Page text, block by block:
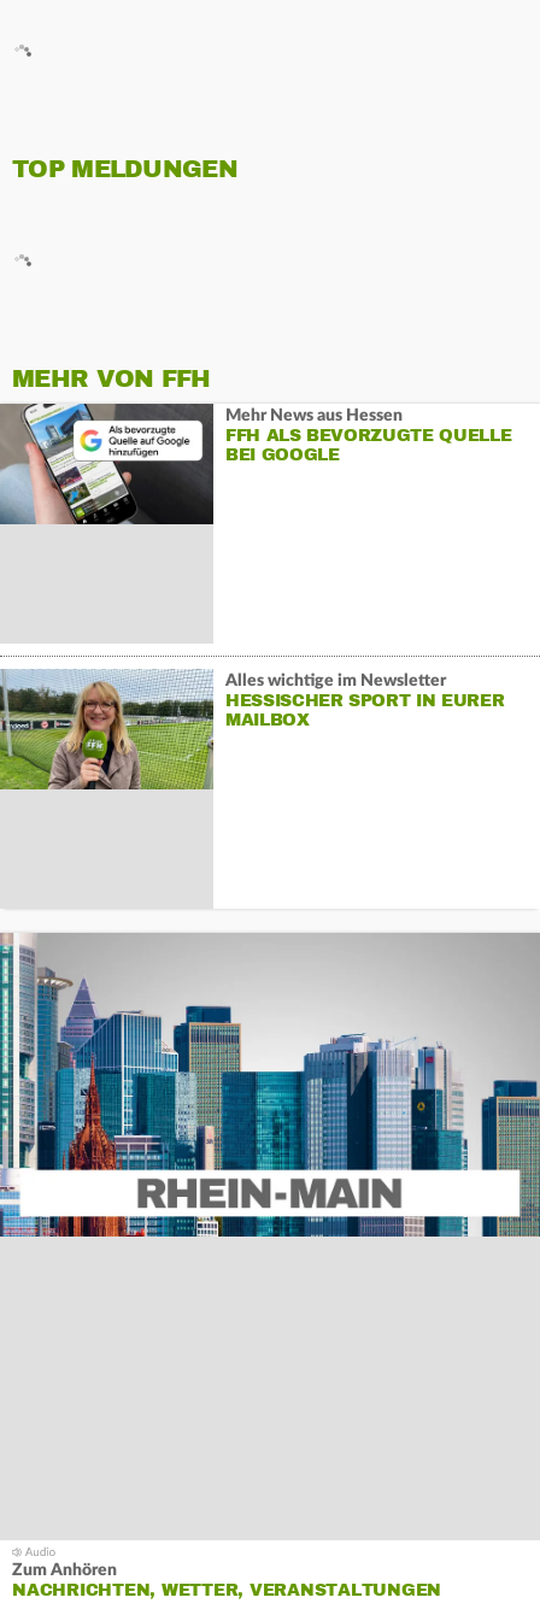
TOP MELDUNGEN
MEHR VON FFH
Mehr News aus Hessen
FFH ALS BEVORZUGTE QUELLE
BEI GOOGLE
Alles wichtige im Newsletter
HESSISCHER SPORT IN EURER
MAILBOX
Zum Anhören
NACHRICHTEN, WETTER, VERANSTALTUNGEN